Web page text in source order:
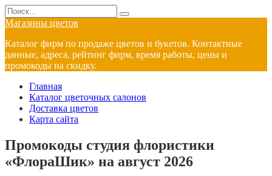
Перейти
к
содержанию
Search
for:
Магазины цветов
Каталог фирм по продаже цветов и букетов. Контактные
данные, адреса, рейтинг фирм, время работы, цены и
промокоды на скидку.
Главная
Каталог цветочных салонов
Доставка цветов
Карта сайта
Промокоды студия флористики
«ФлораШик» на август 2026